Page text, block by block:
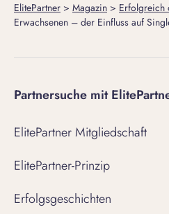
ElitePartner > Magazin > Erfolgreich
Erwachsenen – der Einfluss auf
Partnersuche mit
ElitePartner Mitgliedschaft
ElitePartner-Prinzip
Erfolgsgeschichten